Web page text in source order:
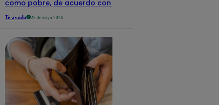
como pobre, de acuerdo con el Sisfoh
Te ayudo 25 de mayo 2026